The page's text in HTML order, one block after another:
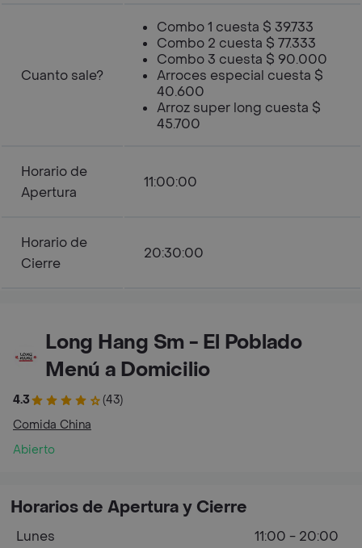
Cuanto sale?
Combo 1 cuesta $ 39.733
Combo 2 cuesta $ 77.333
Combo 3 cuesta $ 90.000
Arroces especial cuesta $
40.600
Arroz super long cuesta $
45.700
Horario de
Apertura
11:00:00
Horario de
Cierre
20:30:00
Long Hang Sm - El Poblado
Menú a Domicilio
4.3
(43)
Comida China
Abierto
Horarios de Apertura y Cierre
Lunes
11:00 - 20:00